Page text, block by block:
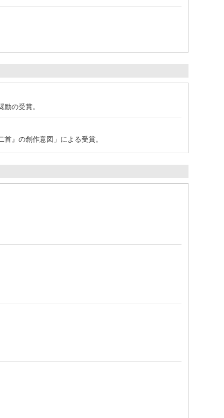
の受賞。
』の創作意図」による受賞。